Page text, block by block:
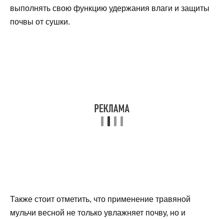
выполнять свою функцию удержания влаги и защиты
почвы от сушки.
Также стоит отметить, что применение травяной
мульчи весной не только увлажняет почву, но и